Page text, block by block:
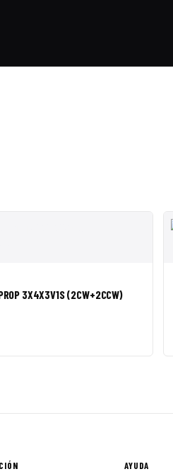
3X4X3V1S (2CW+2CCW)
AYUDA